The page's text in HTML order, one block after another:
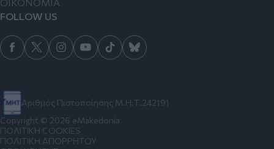
Αριθμός Πιστοποίησης Μ.Η.Τ.242191
FOLLOW US
Copyright © 2026 eMakedonia
ΠΟΛΙΤΙΚΗ COOKIES
ΠΟΛΙΤΙΚΗ ΑΠΟΡΡΗΤΟΥ